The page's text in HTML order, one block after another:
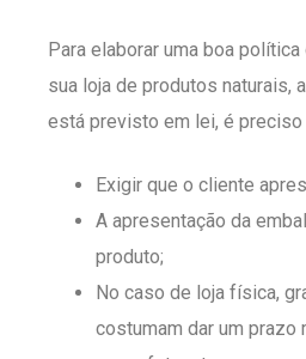
Para elaborar uma boa
sua loja de produtos naturais,
está previsto em lei, é preciso
Exigir que o cliente
A apresentação da
produto;
No caso de loja física,
costumam dar um prazo